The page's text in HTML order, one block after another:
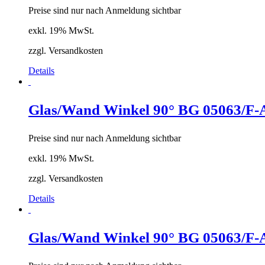
Preise sind nur nach Anmeldung sichtbar
exkl. 19% MwSt.
zzgl. Versandkosten
Details
Glas/Wand Winkel 90° BG 05063/F-
Preise sind nur nach Anmeldung sichtbar
exkl. 19% MwSt.
zzgl. Versandkosten
Details
Glas/Wand Winkel 90° BG 05063/F-